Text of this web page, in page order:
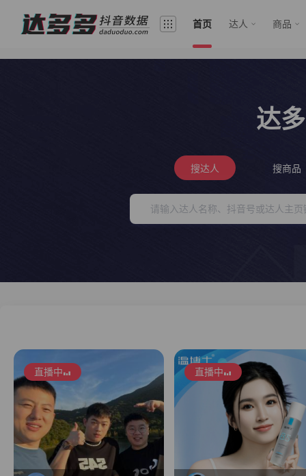
首页 达人 商品
达
搜达人 搜商品
直播中 直播中